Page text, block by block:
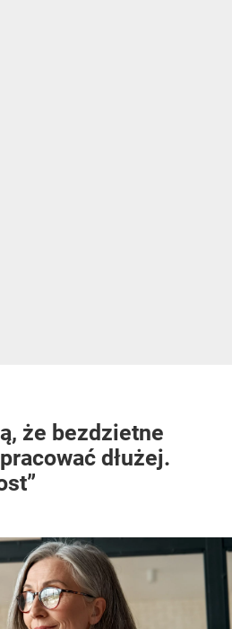
że bezdzietne
dłużej.